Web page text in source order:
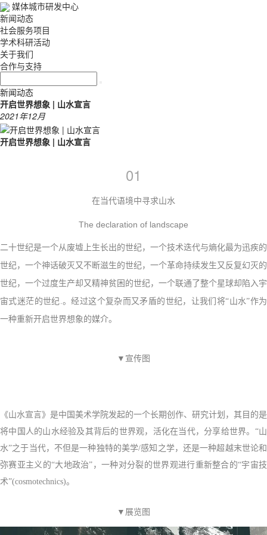
媒体城市研发中心
新闻动态
社会服务项目
学术科研活动
关于我们
合作与支持
新闻动态
开启世界想象 | 山水宣言
2021年12月
开启世界想象 | 山水宣言
01
在当代语境中寻求山水
The declaration of landscape
二十世纪是一个从废墟上生长出的世纪，一个技术迭代与熵化最为迅疾的
世纪，一个神话破灭又不断滋生的世纪，一个革命持续发生又反复幻灭的
世纪，一个过度生产却又精神贫困的世纪，一个联通了整个星球却陷入宇
宙式迷茫的世纪.。经过这个复杂而又矛盾的世纪，让我们将“山水”作为
一种重新开启世界想象的媒介。
▼宣传图
《山水宣言》是中国美术学院发起的一个长期创作、研究计划，其目的是
将中国人的山水经验及其背后的世界观，活化在当代，分享给世界。“山
水”之于当代，不但是一种独特的美学/感知之学，还是一种超越末世论和
弥赛亚主义的“大地政治”，一种对分裂的世界观进行重新整合的“宇宙技
术”(cosmotechnics)。
▼展览图